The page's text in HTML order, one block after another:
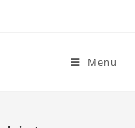
Menu